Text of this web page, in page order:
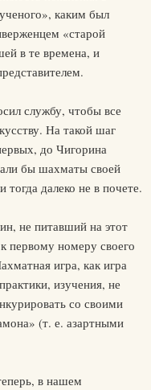
каким был
«старой
в те времена, и
службу, чтобы все
На такой шаг
до Чигорина
бы шахматы своей
далеко не в почете.
не питавший на этот
первому номеру своего
игра, как игра
изучения, не
со своими
(т. е. азартными
в нашем